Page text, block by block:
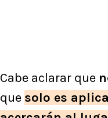
Cabe aclarar que
que solo es